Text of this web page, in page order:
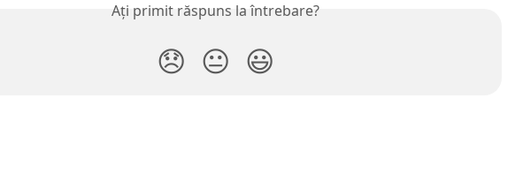
Ați primit răspuns la întrebare?
😞 😐 😃